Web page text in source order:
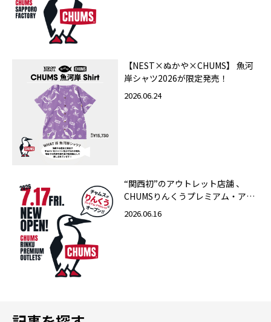
【NEST×ぬかや×CHUMS】 魚河
岸シャツ2026が限定発売！
2026.06.24
“関西初”のアウトレット店舗 、
CHUMSりんくうプレミアム・アウ
トレット店 2026年7月17日（金）
2026.06.16